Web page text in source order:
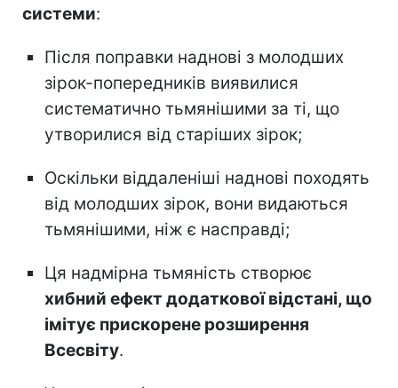
системи:
Після поправки наднові з молодших
зірок-попередників виявилися
систематично тьмянішими за ті, що
утворилися від старіших зірок;
Оскільки віддаленіші наднові походять
від молодших зірок, вони видаються
тьмянішими, ніж є насправді;
Ця надмірна тьмяність створює
хибний ефект додаткової відстані, що
імітує прискорене розширення
Всесвіту.